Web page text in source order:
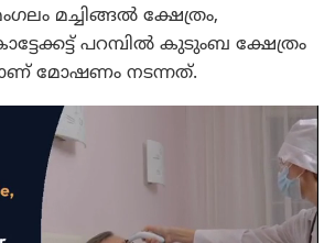
മച്ചിങ്ങല്‍ ക്ഷേത്രം,
പറമ്പില്‍ കുടുംബ ക്ഷേത്രം
മോഷണം നടന്നത്.